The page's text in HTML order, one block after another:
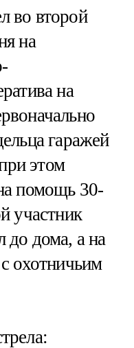
во второй
на
на
гаражей
этом
помощь 30-
участник
до дома, а на
охотничьим